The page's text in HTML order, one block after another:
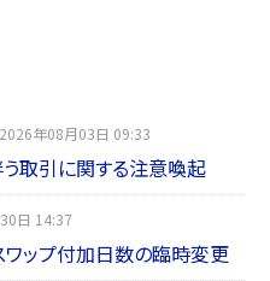
2026年08月03日 09:33
取引に関する注意喚起
日 14:37
ワップ付加日数の臨時変更